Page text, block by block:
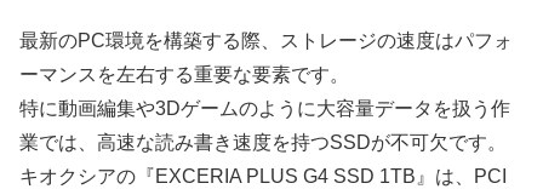
最新のPC環境を構築する際、ストレージの速度はパフォ
ーマンスを左右する重要な要素です。
特に動画編集や3Dゲームのように大容量データを扱う作
業では、高速な読み書き速度を持つSSDが不可欠です。
キオクシアの『EXCERIA PLUS G4 SSD 1TB』は、PCI